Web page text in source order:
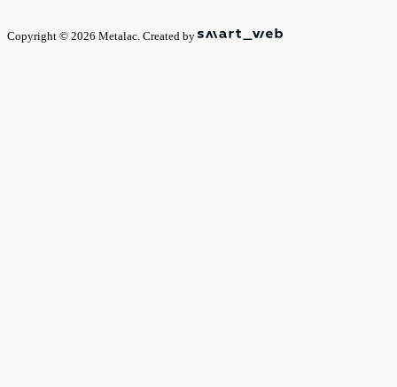
Copyright © 2026 Metalac. Created by